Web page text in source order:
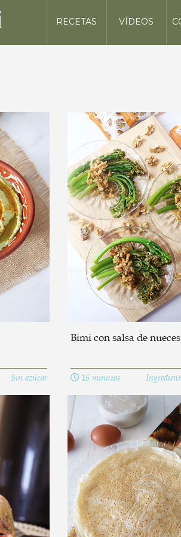
RECETAS VÍDEOS
Sin azúcar
Bimi con salsa de nueces
15 minutos